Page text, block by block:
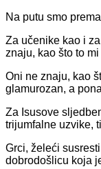
Na putu smo
Za učenike kao i
znaju, kao što to
Oni ne znaju, kao
glamurozan, a
Za Isusove
trijumfalne uzvike,
Grci, želeći
dobrodošlicu koja